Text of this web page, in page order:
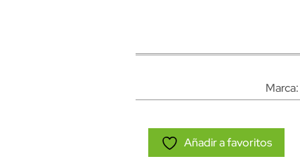
Marca:
Añadir a favoritos